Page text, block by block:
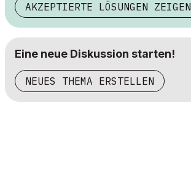
AKZEPTIERTE LÖSUNGEN ZEIGEN
Eine neue Diskussion starten!
NEUES THEMA ERSTELLEN